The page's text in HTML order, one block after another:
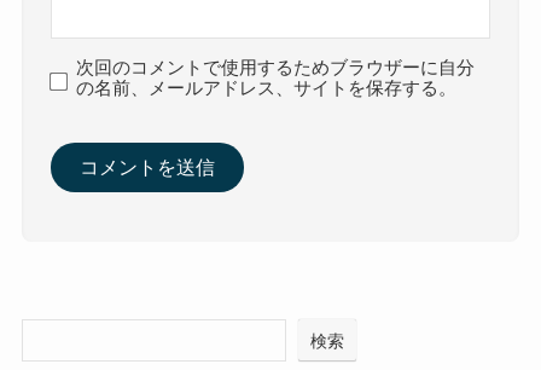
次回のコメントで使用するためブラウザーに自分
の名前、メールアドレス、サイトを保存する。
検索